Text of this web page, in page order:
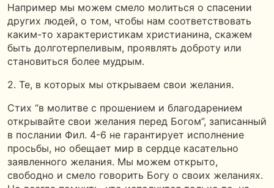
Например мы можем смело молиться о спасении
других людей, о том, чтобы нам соответствовать
каким-то характеристикам христианина, скажем
быть долготерпеливым, проявлять доброту или
становиться более мудрым.
2. Те, в которых мы открываем свои желания.
Стих “в молитве с прошением и благодарением
открывайте свои желания перед Богом”, записанный
в послании Фил. 4-6 не гарантирует исполнение
просьбы, но обещает мир в сердце касательно
заявленного желания. Мы можем открыто,
свободно и смело говорить Богу о своих желаниях.